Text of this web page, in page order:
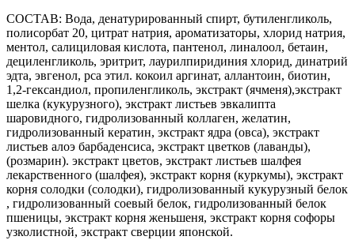
СОСТАВ: Вода, денатурированный спирт, бутиленгликоль,
полисорбат 20, цитрат натрия, ароматизаторы, хлорид натрия,
ментол, салициловая кислота, пантенол, линалоол, бетаин,
дециленгликоль, эритрит, лаурилпиридиния хлорид, динатрий
эдта, эвгенол, pca этил. кокоил аргинат, аллантоин, биотин,
1,2-гександиол, пропиленгликоль, экстракт (ячменя),экстракт
шелка (кукурузного), экстракт листьев эвкалипта
шаровидного, гидролизованный коллаген, желатин,
гидролизованный кератин, экстракт ядра (овса), экстракт
листьев алоэ барбаденсиса, экстракт цветков (лаванды),
(розмарин). экстракт цветов, экстракт листьев шалфея
лекарственного (шалфея), экстракт корня (куркумы), экстракт
корня солодки (солодки), гидролизованный кукурузный белок
, гидролизованный соевый белок, гидролизованный белок
пшеницы, экстракт корня женьшеня, экстракт корня софоры
узколистной, экстракт сверции японской.